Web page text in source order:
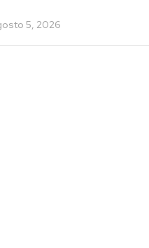
5, 2026